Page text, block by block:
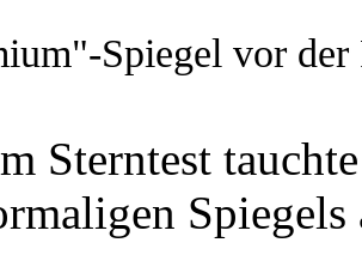
Spiegel vor der
Sterntest
Spiegels